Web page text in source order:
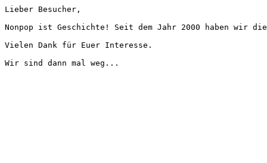
Lieber Besucher,
Nonpop ist Geschichte! Seit dem Jahr 2000 haben wir
Vielen Dank für Euer Interesse.
Wir sind dann mal weg...